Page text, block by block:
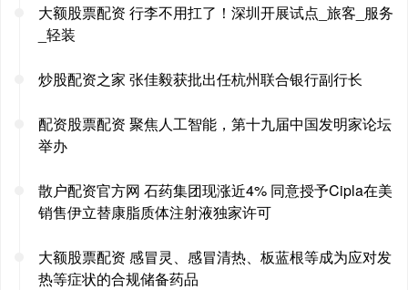
大额股票配资 行李不用扛了！深圳开展试点_旅客_服务
_轻装
炒股配资之家 张佳毅获批出任杭州联合银行副行长
配资股票配资 聚焦人工智能，第十九届中国发明家论坛
举办
散户配资官方网 石药集团现涨近4% 同意授予Cipla在美
销售伊立替康脂质体注射液独家许可
大额股票配资 感冒灵、感冒清热、板蓝根等成为应对发
热等症状的合规储备药品